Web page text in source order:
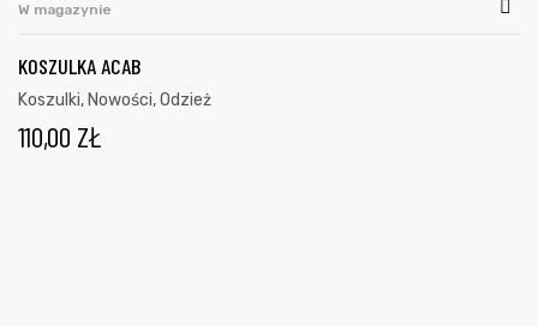
W magazynie
KOSZULKA ACAB
Koszulki, Nowości,Odzież
110,00 ZŁ